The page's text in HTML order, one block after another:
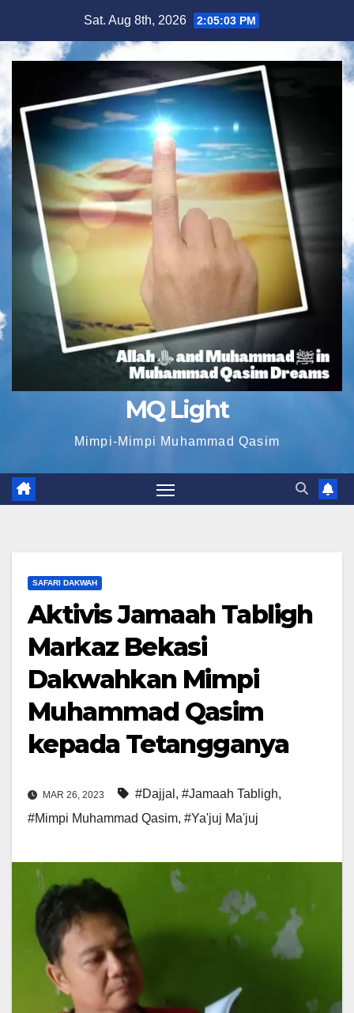
content
Sat. Aug 8th, 2026 2:05:04 PM
MQ Light
Mimpi-Mimpi Muhammad Qasim
SAFARI DAKWAH
Aktivis Jamaah Tabligh
Markaz Bekasi
Dakwahkan Mimpi
Muhammad Qasim
kepada Tetangganya
MAR 26, 2023 #Dajjal , #Jamaah Tabligh,
#Mimpi Muhammad Qasim, #Ya'juj Ma'juj